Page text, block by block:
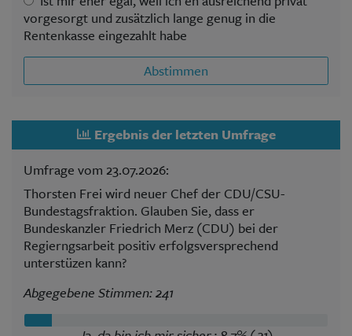
vorgesorgt und zusätzlich lange genug in die
Rentenkasse eingezahlt habe
Abstimmen
Ergebnis der letzten Umfrage
Umfrage vom 23.07.2026:
Thorsten Frei wird neuer Chef der CDU/CSU-
Bundestagsfraktion. Glauben Sie, dass er
Bundeskanzler Friedrich Merz (CDU) bei der
Regierngsarbeit positiv erfolgsversprechend
unterstüzen kann?
Abgegebene Stimmen: 241